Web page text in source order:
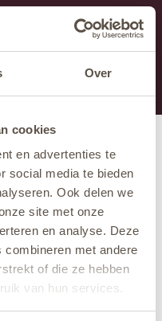
Over
cookies
en advertenties te
social media te bieden
Ook delen we
site met onze
en analyse. Deze
combineren met andere
of die ze hebben
van hun services.
Jeśli brakuje Ci
413 351 272 lub